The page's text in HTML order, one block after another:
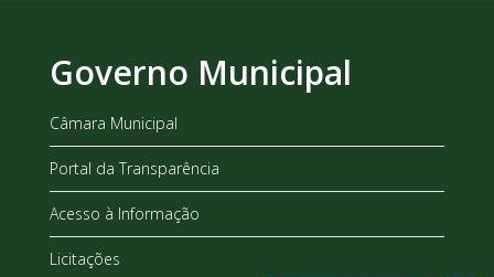
Governo Municipal
Câmara Municipal
Portal da Transparência
Acesso à Informação
Licitações